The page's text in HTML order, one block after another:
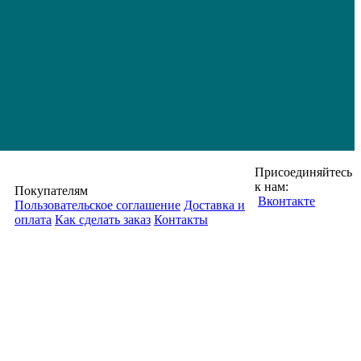
Покупателям
Пользовательское соглашение Доставка и
оплата Как сделать заказ Контакты
Присоединяйтесь
к нам:
Вконтакте